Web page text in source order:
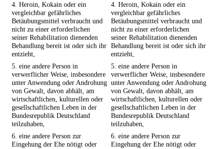
4. Heroin, Kokain oder ein
vergleichbar gefährliches
Betäubungsmittel verbraucht und
nicht zu einer erforderlichen
seiner Rehabilitation dienenden
Behandlung bereit ist oder sich ihr
entzieht,
4. Heroin, Kokain oder ein
vergleichbar gefährliches
Betäubungsmittel verbraucht und
nicht zu einer erforderlichen
seiner Rehabilitation dienenden
Behandlung bereit ist oder sich ihr
entzieht,
5. eine andere Person in
verwerflicher Weise, insbesondere
unter Anwendung oder Androhung
von Gewalt, davon abhält, am
wirtschaftlichen, kulturellen oder
gesellschaftlichen Leben in der
Bundesrepublik Deutschland
teilzuhaben,
5. eine andere Person in
verwerflicher Weise, insbesondere
unter Anwendung oder Androhung
von Gewalt, davon abhält, am
wirtschaftlichen, kulturellen oder
gesellschaftlichen Leben in der
Bundesrepublik Deutschland
teilzuhaben,
6. eine andere Person zur
Eingehung der Ehe nötigt oder
6. eine andere Person zur
Eingehung der Ehe nötigt oder